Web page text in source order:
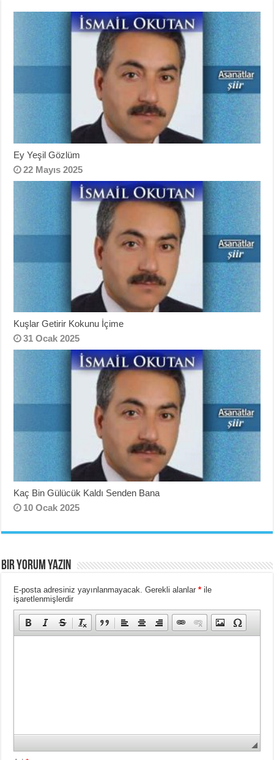
Ey Yeşil Gözlüm
22 Mayıs 2025
Kuşlar Getirir Kokunu İçime
31 Ocak 2025
Kaç Bin Gülücük Kaldı Senden Bana
10 Ocak 2025
BIR YORUM YAZIN
E-posta adresiniz yayınlanmayacak. Gerekli alanlar* ile
işaretlenmişlerdir